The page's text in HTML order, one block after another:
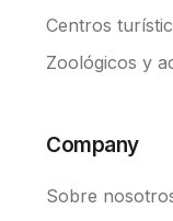
Centros
Zoológicos y
Company
Sobre